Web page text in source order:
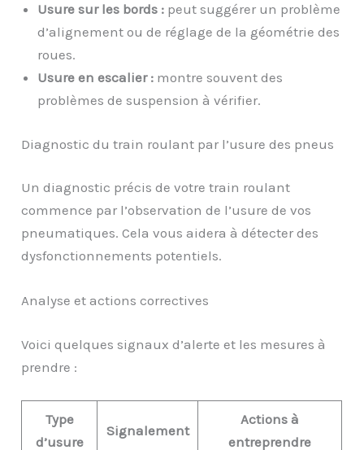
Usure sur les bords : peut suggérer un problème
d’alignement ou de réglage de la géométrie des
roues.
Usure en escalier : montre souvent des
problèmes de suspension à vérifier.
Diagnostic du train roulant par l’usure des pneus
Un diagnostic précis de votre train roulant
commence par l’observation de l’usure de vos
pneumatiques. Cela vous aidera à détecter des
dysfonctionnements potentiels.
Analyse et actions correctives
Voici quelques signaux d’alerte et les mesures à
prendre :
Type
d’usure
Signalement
Actions à
entreprendre